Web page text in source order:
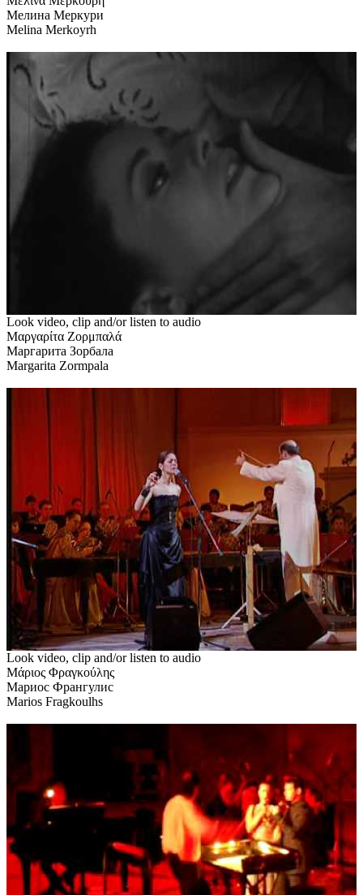
Мелина Меркури
Melina Merkoyrh
Look video, clip and/or listen to audio
Μαργαρίτα Ζορμπαλά
Маргарита Зорбала
Margarita Zormpala
Look video, clip and/or listen to audio
Μάριος Φραγκούλης
Мариос Франгулис
Marios Fragkoulhs